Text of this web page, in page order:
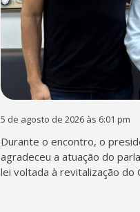
5 de agosto de 2026 às 6:01 pm
Durante o encontro, o
agradeceu a atuação do
lei voltada à revitalização do